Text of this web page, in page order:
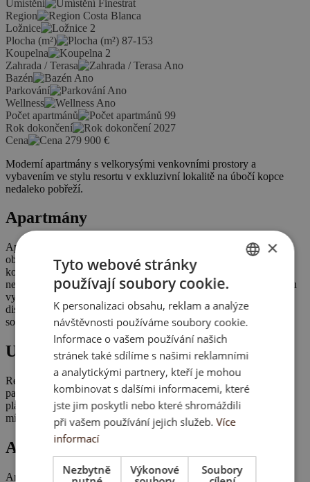
Umístění
Finestrat
Region
Costa Blanca
Ložnice
2
Plocha (m²)
87-153
Koupelna
2
Zahrada / Terasa
Ano
Bazén
Ano
Parkování
Ano
Wellness
Ano
Počet apartmánů
99
Rok dokončení
2027
Cena
279 900 €
Moderní apartmány s velkorysými venkovními prostory a
vybavením ve stylu resortu v exkluzivní lokalitě na úbočí kopce
nedaleko pobřeží.
Apartmány
Apartmány jsou promyšleně navrženy se světlými otevřenými
obytnými prostory, plně vybavenými kuchyněmi a elegantními
koupelnami. Velká okna propojují interiéry s prostornými terasami
nebo soukromými zahradami a zvou tě k celoročnímu venkovnímu
vyžití. Pečlivě vybrané materiály, moderní instalace a chytré
dispozice zajišťují pohodlí, energetickou účinnost a pocit klidného
soukromého bydlení.
Umístění
Resort se nachází v Finestratu , kousek od Benidormu
panoramatické výhledy na moře i hory. Přitom je jen pár minut od
pláží, nákupních center, golfových hřišť a veškerých služeb. Je to
místo, které vyvažuje klid s pulzujícím životem na pobřeží.
Architektura a design
Architektura je čistá, moderní a elegantní, s bílými liniemi,
SK
CZ
×
Tyto webové stránky
používají soubory cookie.
K personalizaci obsahu, reklam a analýze
návštěvnosti používáme soubory cookie.
Informace o vašem používání našich
stránek také sdílíme s našimi reklamními
a analytickými partnery, kteří je mohou
kombinovat s dalšími informacemi, které
jste jim poskytli nebo které shromáždili
při vašem používání jejich služeb. Více
informací
Nezbytně
Výkonové
Soubory